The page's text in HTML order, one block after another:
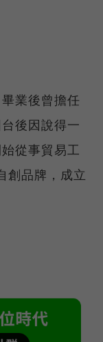
業後曾擔任
後因說得一
從事貿易工
創品牌，成立